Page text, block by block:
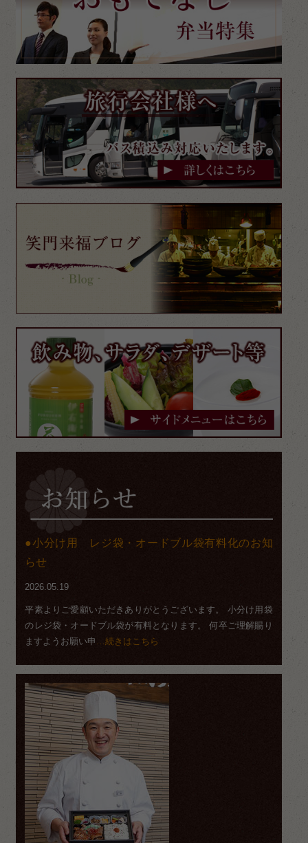
小分け用 レジ袋・オードブル袋有料化のお知
らせ
2026.05.19
平素よりご愛顧いただきありがとうございます。 小分け用袋
のレジ袋・オードブル袋が有料となります。 何卒ご理解賜り
ますようお願い申
…続きはこちら